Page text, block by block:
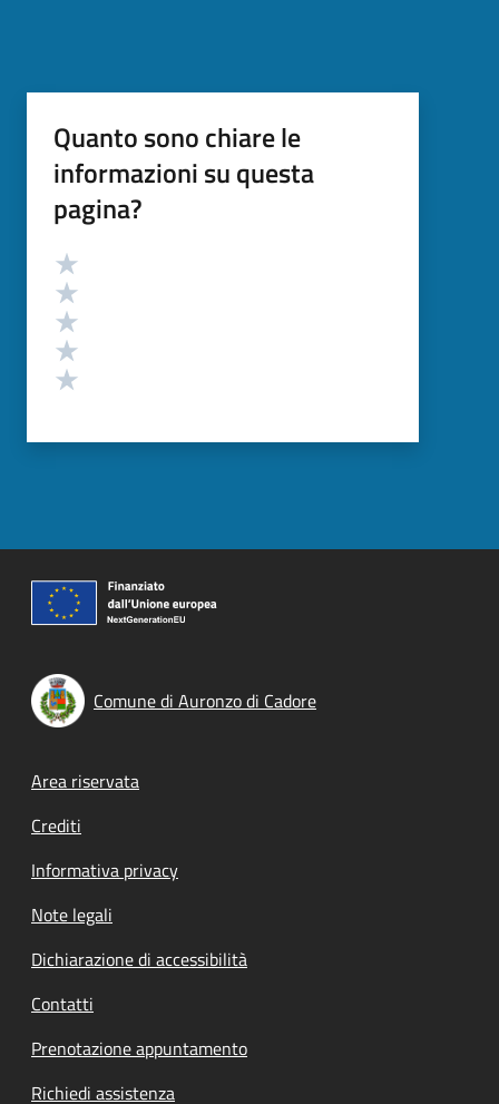
Quanto sono chiare le
informazioni su questa
pagina?
Valutazione
Comune di Auronzo di Cadore
Footer menu
Area riservata
Crediti
Informativa privacy
Note legali
Dichiarazione di accessibilità
Contatti
Prenotazione appuntamento
Richiedi assistenza